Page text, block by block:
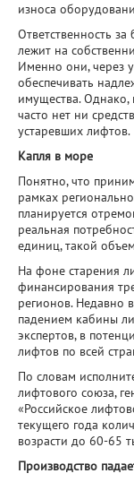
износа
Ответственность
лежит на
Именно они, через
обеспечивать
имущества. Однако,
часто нет ни
устаревших лифтов.
Капля в море
Понятно, что
рамках
планируется
реальная
единиц, такой
На фоне старения
финансирования
регионов. Недавно
падением кабины
экспертов, в
лифтов по всей
По словам
лифтового союза,
«Российское
текущего года
возрасти до 60-65
Производство